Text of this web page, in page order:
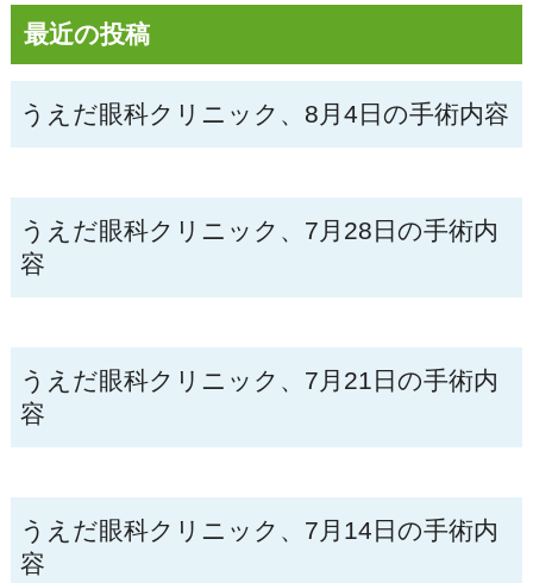
最近の投稿
うえだ眼科クリニック、8月4日の手術内容
うえだ眼科クリニック、7月28日の手術内
容
うえだ眼科クリニック、7月21日の手術内
容
うえだ眼科クリニック、7月14日の手術内
容